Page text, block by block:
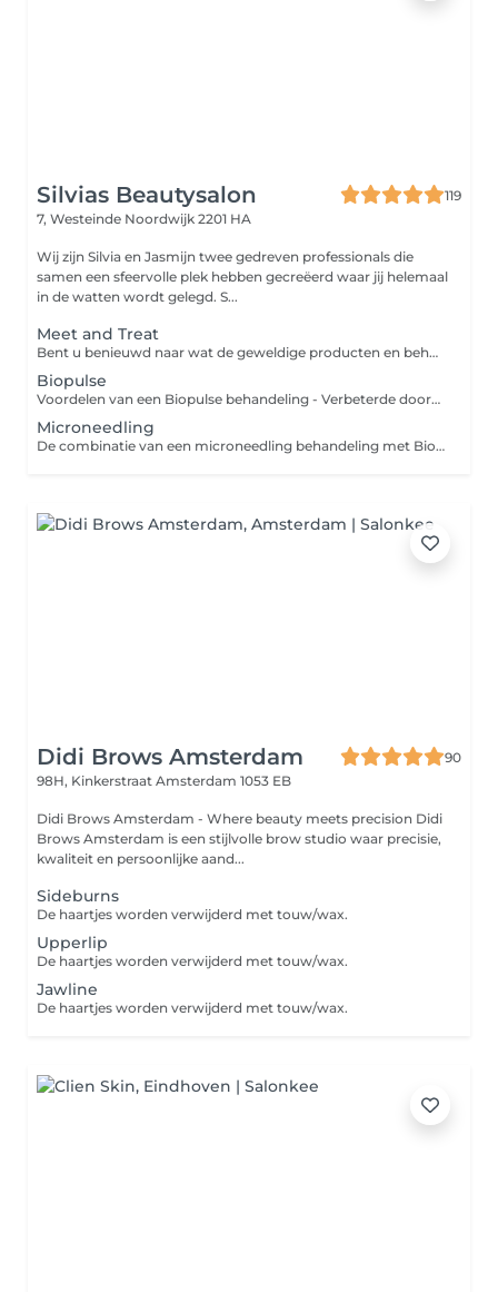
Silvias Beautysalon
119
7, Westeinde Noordwijk 2201 HA
Wij zijn Silvia en Jasmijn twee gedreven professionals die
samen een sfeervolle plek hebben gecreëerd waar jij helemaal
in de watten wordt gelegd. S...
Meet and Treat
Bent u benieuwd naar wat de geweldige producten en behandelingen van Absolution voor uw huid kunnen betekenen? De nieuwe meet and treat behandeling is speciaal ontwikkeld voor iedereen die aan de slag wilt met huidverbetering. U krijgt inzicht over uw huid, ervaart de hoogwaardige producten van Absolution en gaat naar huis met een persoonlijk plan én een proefkit voor een maand t.w.v. €55.
Biopulse
Voordelen van een Biopulse behandeling - Verbeterde doorbloeding: Stimuleert de circulatie, waardoor de huid beter wordt voorzien van zuurstof en voedingsstoffen. - Betere opname van werkstoffen: Actieve ingrediënten dringen dieper door in de huid voor optimaal resultaat. - Verhoogde collageen- en elastineproductie: Helpt de huid steviger en elastischer te maken. - Vermindering van fijne lijntjes: Verstevigt de huid en vermindert tekenen van veroudering. - Diepe hydratatie: Verhoogt het vochtgehalte van de huid voor een frisse uitstraling. - Huidvernieuwing: Stimuleert celregeneratie, wat zorgt voor een gezondere, stralendere huid. - Ontspanning: Heeft een kalmerend effect en vermindert stress.
Microneedling
De combinatie van een microneedling behandeling met Biopulse biedt krachtige voordelen voor je huid: 1. Verbeterde collageenproductie: Microneedling stimuleert de aanmaak van collageen, terwijl Biopulse de huid beter doorbloedt en de cellen diepere herstelprocessen activeert. 2. Diepe hydratatie: Biopulse zorgt ervoor dat actieve werkstoffen, zoals serums, beter in de huid kunnen doordringen, waardoor de huid intensief gehydrateerd wordt. 3. Sneller herstel: De Biopulse behandeling versnelt het herstelproces van de huid na microneedling, waardoor de resultaten sneller zichtbaar zijn. 4. Verbeterde huidtextuur en teint: Deze combinatie vermindert fijne lijntjes, vergroot de stevigheid van de huid en zorgt voor een stralende, egalere teint. Door microneedling te combineren met Biopulse haal je het maximale uit je behandeling voor een gezondere, stralende huid!
Didi Brows Amsterdam
90
98H, Kinkerstraat Amsterdam 1053 EB
Didi Brows Amsterdam - Where beauty meets precision Didi
Brows Amsterdam is een stijlvolle brow studio waar precisie,
kwaliteit en persoonlijke aand...
Sideburns
De haartjes worden verwijderd met touw/wax.
Upperlip
De haartjes worden verwijderd met touw/wax.
Jawline
De haartjes worden verwijderd met touw/wax.